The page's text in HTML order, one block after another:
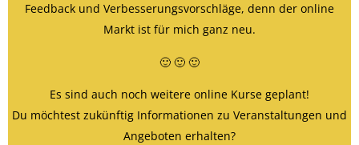
Feedback und Verbesserungsvorschläge, denn der online
Markt ist für mich ganz neu.
🙂 🙂 🙂
Es sind auch noch weitere online Kurse geplant!
Du möchtest zukünftig Informationen zu Veranstaltungen und
Angeboten erhalten?